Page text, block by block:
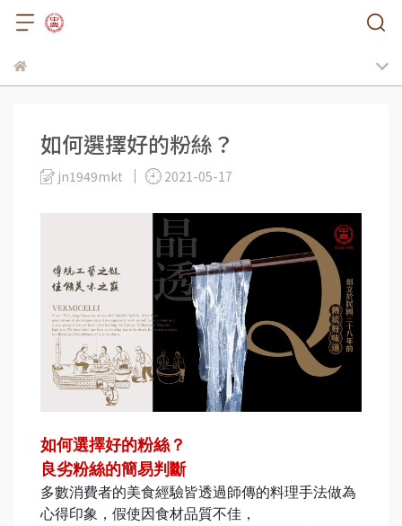
如何選擇好的粉絲？
jn1949mkt 2021-05-17
如何選擇好的粉絲？
良劣粉絲的簡易判斷
多數消費者的美食經驗皆透過師傳的料理手法做為
心得印象，假使因食材品質不佳，